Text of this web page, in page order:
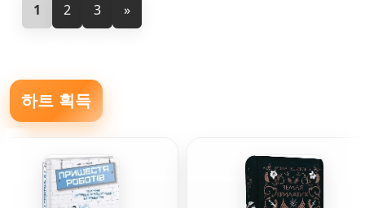
1 2 3 »
하트 획득